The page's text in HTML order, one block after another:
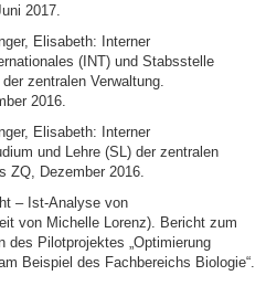
2017.
Elisabeth: Interner
(INT) und Stabsstelle
zentralen Verwaltung.
2016.
Elisabeth: Interner
und Lehre (SL) der zentralen
ZQ, Dezember 2016.
– Ist-Analyse von
von Michelle Lorenz). Bericht zum
des Pilotprojektes „Optimierung
Beispiel des Fachbereichs Biologie“.